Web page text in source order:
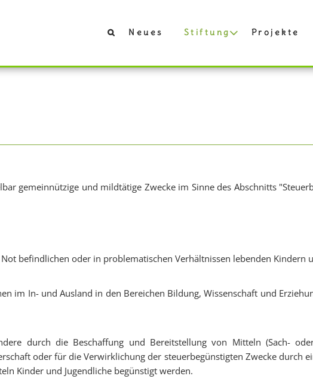
Neues Stiftung Projekte
gemeinnützige und mildtätige Zwecke im Sinne des Abschnitts
befindlichen oder in problematischen Verhältnissen lebenden Kindern
im In- und Ausland in den Bereichen Bildung, Wissenschaft und
durch die Beschaffung und Bereitstellung von Mitteln (Sach-
oder für die Verwirklichung der steuerbegünstigten Zwecke durch
Kinder und Jugendliche begünstigt werden.